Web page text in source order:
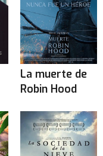
La muerte de
Robin Hood